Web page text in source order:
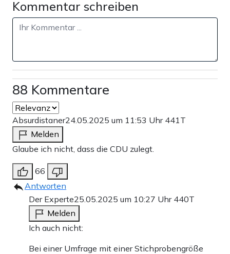
Kommentar schreiben
88 Kommentare
Absurdistaner24.05.2025 um 11:53 Uhr 441T
Melden
Glaube ich nicht, dass die CDU zulegt.
66
Antworten
Der Experte25.05.2025 um 10:27 Uhr 440T
Melden
Ich auch nicht:
Bei einer Umfrage mit einer Stichprobengröße